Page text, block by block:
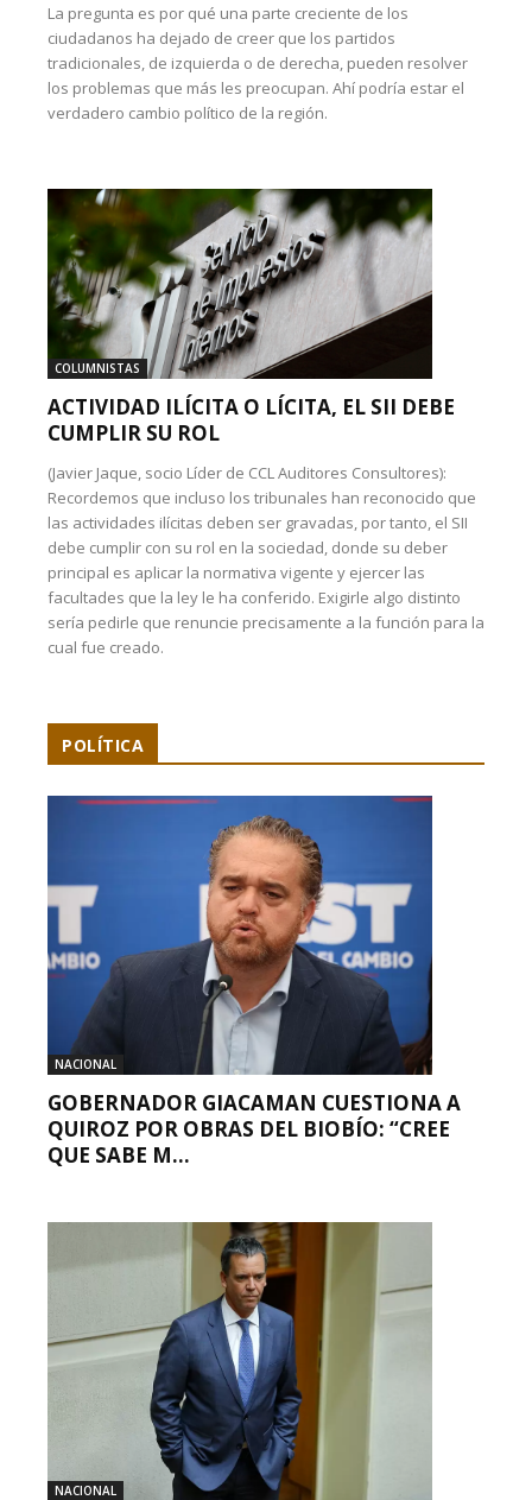
La pregunta es por qué una parte creciente de los
ciudadanos ha dejado de creer que los partidos
tradicionales, de izquierda o de derecha, pueden resolver
los problemas que más les preocupan. Ahí podría estar el
verdadero cambio político de la región.
COLUMNISTAS
ACTIVIDAD ILÍCITA O LÍCITA, EL SII DEBE
CUMPLIR SU ROL
(Javier Jaque, socio Líder de CCL Auditores Consultores):
Recordemos que incluso los tribunales han reconocido que
las actividades ilícitas deben ser gravadas, por tanto, el SII
debe cumplir con su rol en la sociedad, donde su deber
principal es aplicar la normativa vigente y ejercer las
facultades que la ley le ha conferido. Exigirle algo distinto
sería pedirle que renuncie precisamente a la función para la
cual fue creado.
POLÍTICA
NACIONAL
GOBERNADOR GIACAMAN CUESTIONA A
QUIROZ POR OBRAS DEL BIOBÍO: “CREE
QUE SABE M...
NACIONAL